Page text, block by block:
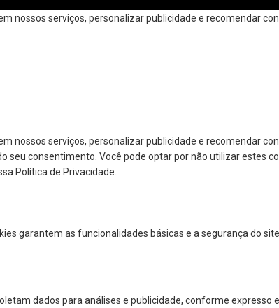
nossos serviços, personalizar publicidade e recomendar
nossos serviços, personalizar publicidade e recomendar
seu consentimento. Você pode optar por não utilizar estes
Política de Privacidade.
garantem as funcionalidades básicas e a segurança do
dados para análises e publicidade, conforme expresso